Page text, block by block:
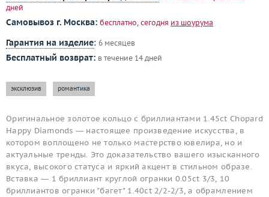
дней
Самовывоз г. Москва: бесплатно, сегодня из шоурума
Гарантия на изделие: 6 месяцев
Бесплатный возврат: в течение 14 дней
эксклюзив романтика
Оригинальное золотое кольцо с бриллиантами 1.45ct Chopard
Happy Diamonds — настоящее произведение искусства, в
котором воплощено не только мастерство ювелира, но и
актуальные тренды. Это доказательство вашего изысканного
вкуса, высокого статуса и яркий акцент в стильном образе.
Вставка — 1 бриллиант круглой огранки 0.05ct 3/3, 10
бриллиантов огранки "багет" 1.40ct 2/2-2/3, а обрамлением